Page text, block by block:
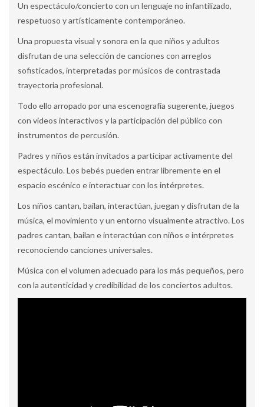
Un espectáculo/concierto con un lenguaje no infantilizado,
respetuoso y artísticamente contemporáneo.
Una propuesta visual y sonora en la que niños y adultos
disfrutan de una selección de canciones con arreglos
sofisticados, interpretadas por músicos de contrastada
trayectoria profesional.
Todo ello arropado por una escenografía sugerente, juegos
con videos interactivos y la participación del público con
instrumentos de percusión.
Padres y niños están invitados a participar activamente del
espectáculo. Los bebés pueden entrar libremente en el
espacio escénico e interactuar con los intérpretes.
Los niños cantan, bailan, interactúan, juegan y disfrutan de la
música, el movimiento y un entorno visualmente atractivo. Los
padres cantan, bailan e interactúan con niños e intérpretes
reconociendo canciones universales.
Música con el volumen adecuado para los más pequeños, pero
con la autenticidad y credibilidad de los conciertos adultos.